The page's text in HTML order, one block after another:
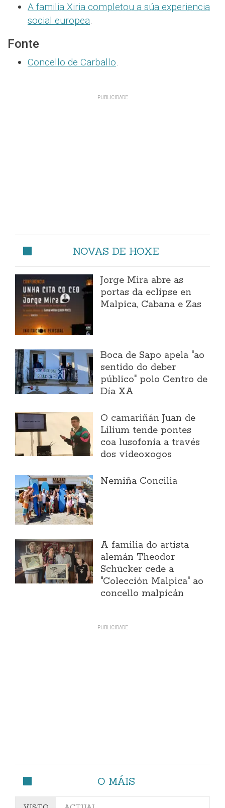
A familia Xiria completou a súa experiencia
social europea
Fonte
Concello de Carballo
NOVAS DE HOXE
Jorge Mira abre as
portas da eclipse en
Malpica, Cabana e Zas
Boca de Sapo apela "ao
sentido do deber
público" polo Centro de
Día XA
O camariñán Juan de
Lilium tende pontes
coa lusofonía a través
dos videoxogos
Nemiña Concilia
A familia do artista
alemán Theodor
Schücker cede a
"Colección Malpica" ao
concello malpicán
O MÁIS